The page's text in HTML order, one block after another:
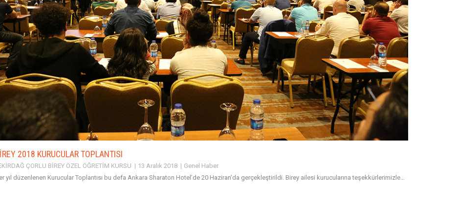
2018 KURUCULAR TOPLANTISI
ÇORLU BİREY ÖZEL ÖĞRETİM KURSU 13 Aralık 2018
Genel Haber
yıl düzenlenen Kurucular Toplantısı bu defa Ankara Sharaton Hotel’de 20 Haziran’da gerçekleştirildi. Birey ailesi kurucularına teşekkürlerimizle…